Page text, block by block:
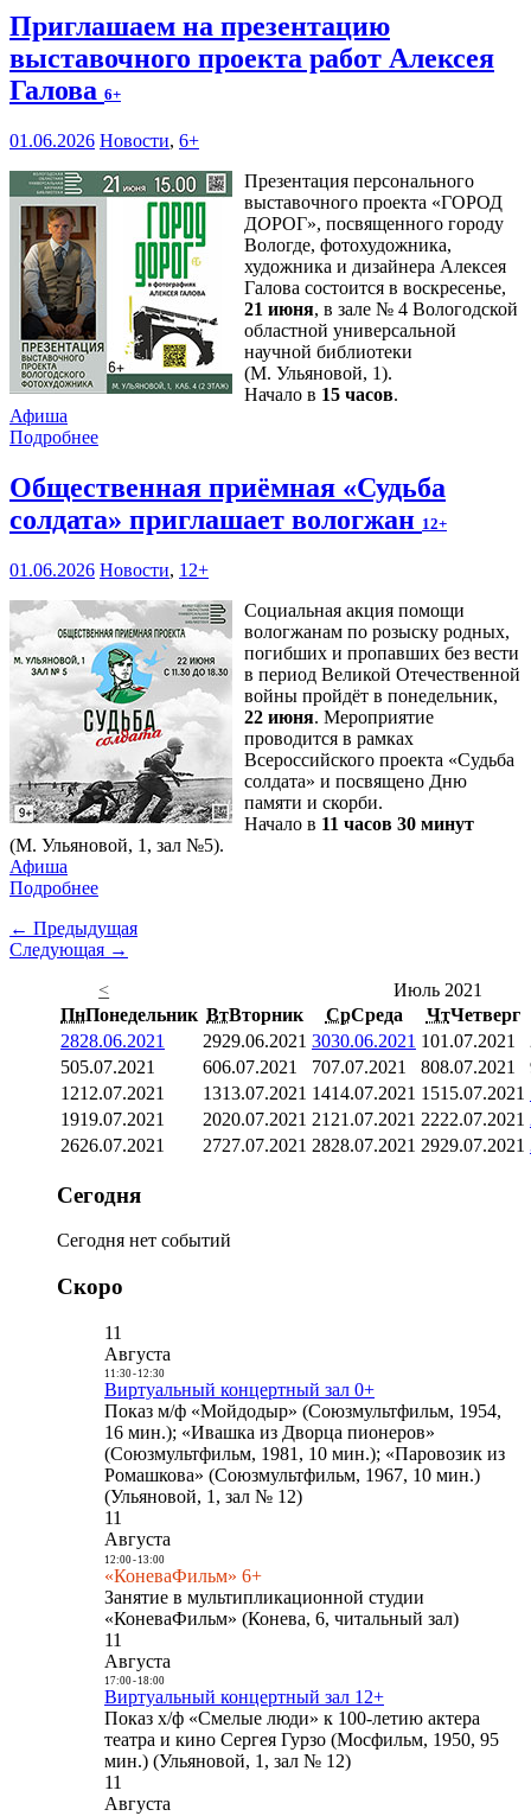
Приглашаем на презентацию
выставочного проекта работ Алексея
Галова 6+
01.06.2026 Новости, 6+
Презентация персонального
выставочного проекта «ГОРОД
ДОРОГ», посвященного городу
Вологде, фотохудожника,
художника и дизайнера Алексея
Галова состоится в воскресенье,
21 июня, в зале № 4 Вологодской
областной универсальной
научной библиотеки
(М. Ульяновой, 1).
Начало в 15 часов.
Афиша
Подробнее
Общественная приёмная «Судьба
солдата» приглашает вологжан 12+
01.06.2026 Новости, 12+
Социальная акция помощи
вологжанам по розыску родных,
погибших и пропавших без вести
в период Великой Отечественной
войны пройдёт в понедельник,
22 июня. Мероприятие
проводится в рамках
Всероссийского проекта «Судьба
солдата» и посвящено Дню
памяти и скорби.
Начало в 11 часов 30 минут
(М. Ульяновой, 1, зал №5).
Афиша
Подробнее
← Предыдущая
Следующая →
<
Июль 2021
ПнПонедельник ВтВторник СрСреда ЧтЧетверг
2828.06.2021 2929.06.2021 3030.06.2021 101.07.2021
505.07.2021 606.07.2021 707.07.2021 808.07.2021
1212.07.2021 1313.07.2021 1414.07.2021 1515.07.2021
1919.07.2021 2020.07.2021 21 21.07.2021 2222.07.2021
2626.07.2021 2727.07.2021 2828.07.2021 2929.07.2021
Сегодня
Сегодня нет событий
Скоро
11
Августа
11:30- 12:30
Виртуальный концертный зал 0+
Показ м/ф «Мойдодыр» (Союзмультфильм, 1954,
16 мин.); «Ивашка из Дворца пионеров»
(Союзмультфильм, 1981, 10 мин.); «Паровозик из
Ромашкова» (Союзмультфильм, 1967, 10 мин.)
(Ульяновой, 1, зал № 12)
11
Августа
12:00- 13:00
«КоневаФильм» 6+
Занятие в мультипликационной студии
«КоневаФильм» (Конева, 6, читальный зал)
11
Августа
17:00- 18:00
Виртуальный концертный зал 12+
Показ х/ф «Смелые люди» к 100-летию актера
театра и кино Сергея Гурзо (Мосфильм, 1950, 95
мин.) (Ульяновой, 1, зал № 12)
11
Августа